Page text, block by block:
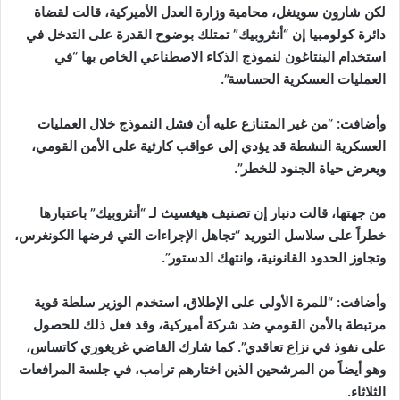
لكن شارون سوينغل، محامية وزارة العدل الأميركية، قالت لقضاة
دائرة كولومبيا إن “أنثروبيك” تمتلك بوضوح القدرة على التدخل في
استخدام البنتاغون لنموذج الذكاء الاصطناعي الخاص بها “في
العمليات العسكرية الحساسة”.
وأضافت: “من غير المتنازع عليه أن فشل النموذج خلال العمليات
العسكرية النشطة قد يؤدي إلى عواقب كارثية على الأمن القومي،
ويعرض حياة الجنود للخطر”.
من جهتها، قالت دنبار إن تصنيف هيغسيث لـ “أنثروبيك” باعتبارها
خطراً على سلاسل التوريد “تجاهل الإجراءات التي فرضها الكونغرس،
وتجاوز الحدود القانونية، وانتهك الدستور”.
وأضافت: “للمرة الأولى على الإطلاق، استخدم الوزير سلطة قوية
مرتبطة بالأمن القومي ضد شركة أميركية، وقد فعل ذلك للحصول
على نفوذ في نزاع تعاقدي”. كما شارك القاضي غريغوري كاتساس،
وهو أيضاً من المرشحين الذين اختارهم ترامب، في جلسة المرافعات
الثلاثاء.